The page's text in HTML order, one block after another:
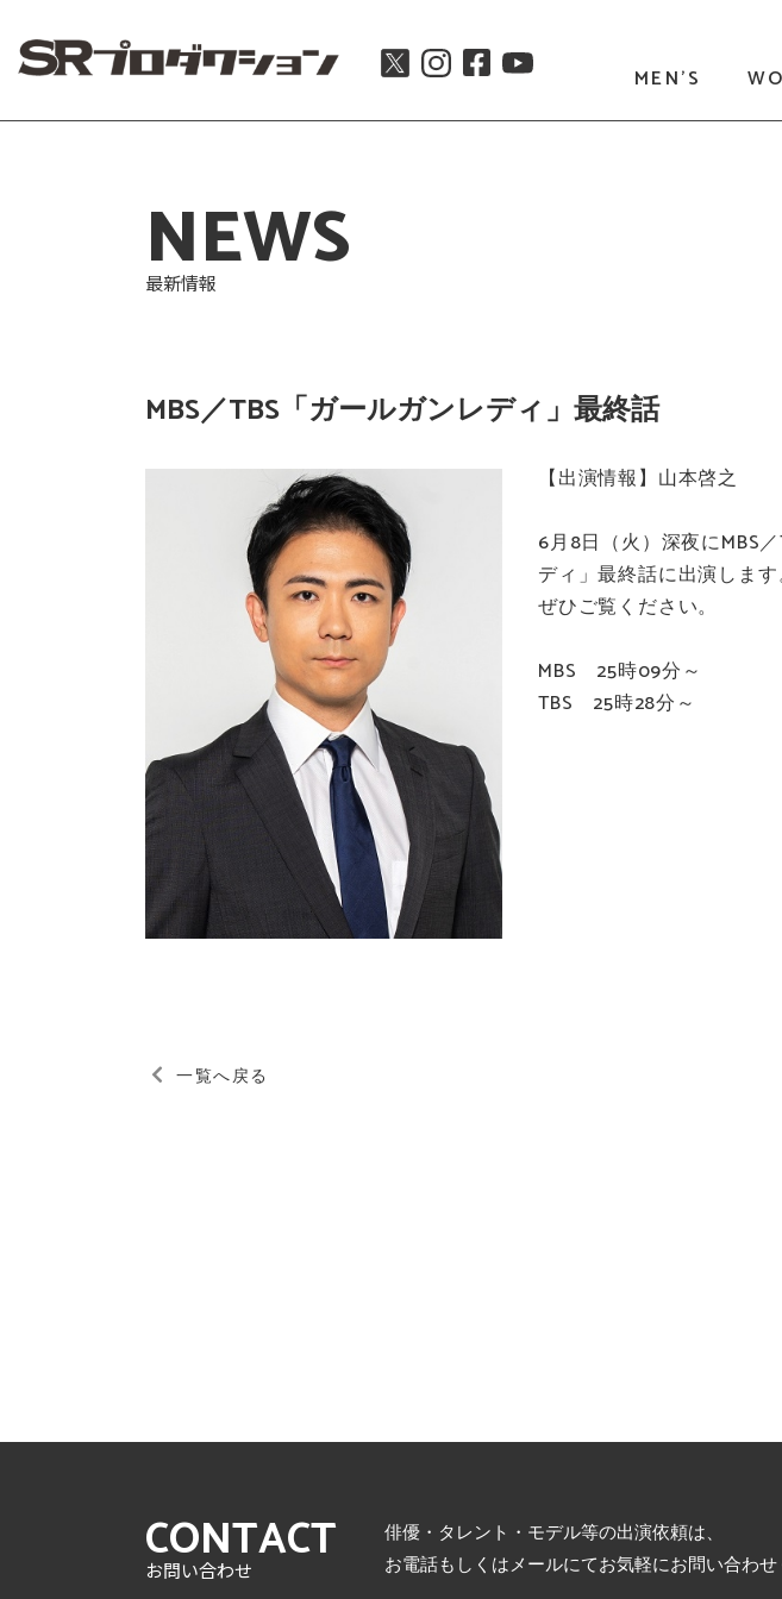
MEN'S
NEWS
最新情報
MBS／TBS「ガールガンレディ」最終話
【出演情報】山本啓之
6月8日（火）深夜にMBS
ディ」最終話に出演します
ぜひご覧ください。
MBS 25時09分～
TBS 25時28分～
一覧へ戻る
CONTACT
お問い合わせ
俳優・タレント・モデル等の出演依頼は、
お電話もしくはメールにてお気軽にお問い合わせ